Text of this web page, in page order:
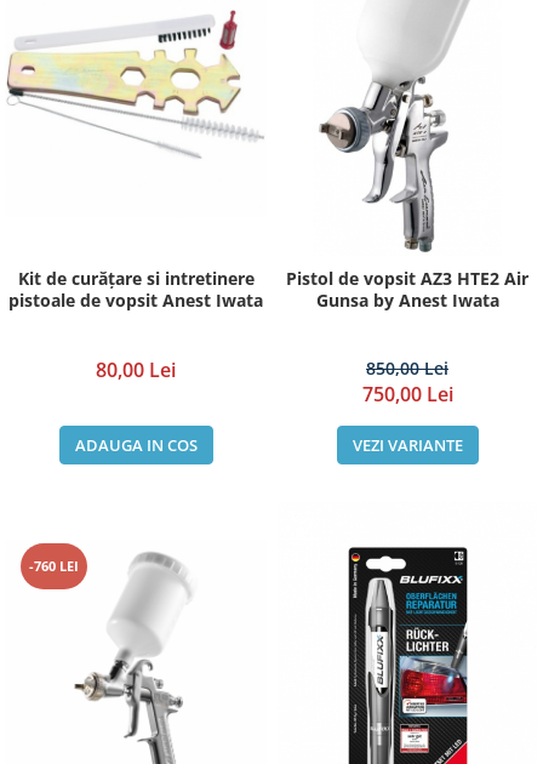
Pompe de vopsit originale Anest
Iwata
Pompe pneumatice cu membrana
dubla Anest Iwata Japonia
Rezervoare de vopsit cu presiune
Series
Hi-Line
Manometre Iwata Japonia
Produse Pentru Interior
Accesorii Auto
Kituri antipana
Blufixx - kituri pentru reparații
Instalatii pneumatice si accesorii
Cuple rapide pneumatice
Kit de curățare si intretinere
pistoale de vopsit Anest Iwata
80,00 Lei
ADAUGA IN COS
Pistol de vopsit AZ3 HTE2 Air
Gunsa by Anest Iwata
850,00 Lei
750,00 Lei
VEZI VARIANTE
-760 LEI